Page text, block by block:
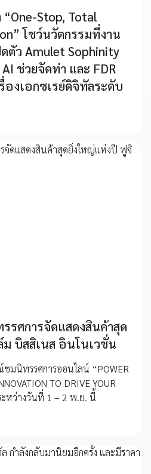
Stop, Total
โชว์นวัตกรรมที่งาน
ดตัว Amulet Sophinity
ช่วยจัดท่า และ FDR
องเอกซเรย์ดิจิทัลระดับ
รศการจัดแสดงสินค้าสุด
บิสสิเนส อินโนเวชั่น
มนิทรรศการออนไลน์ “POWER
TO DRIVE YOUR
ะหว่างวันที่ 1 – 2 พ.ย. นี้